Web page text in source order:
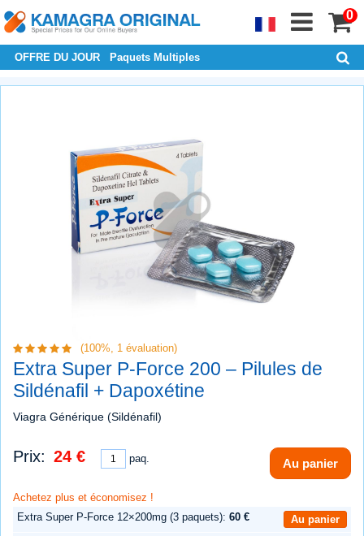
0
OFFRE DU JOUR Paquets Multiples
(100%, 1 évaluation)
Extra Super P-Force 200 – Pilules de
Sildénafil + Dapoxétine
Viagra Générique (Sildénafil)
Prix: 24 € paq. Au panier
Achetez plus et économisez !
Extra Super P-Force 12×200mg (3 paquets): 60 €
Au panier